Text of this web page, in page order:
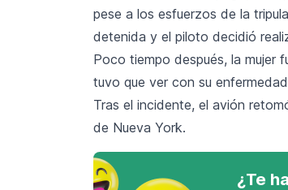
pese a los esfuerzos de la
detenida y el piloto decidió
Poco tiempo después, la mujer
tuvo que ver con su
Tras el incidente, el avión
de Nueva York.
¿Te